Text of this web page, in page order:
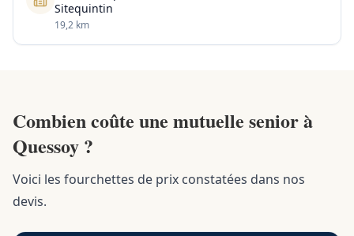
Sitequintin
19,2 km
Combien coûte une mutuelle senior à
Quessoy ?
Voici les fourchettes de prix constatées dans nos
devis.